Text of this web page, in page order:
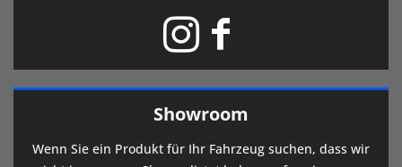
Showroom
Wenn Sie ein Produkt für Ihr Fahrzeug suchen, dass wir